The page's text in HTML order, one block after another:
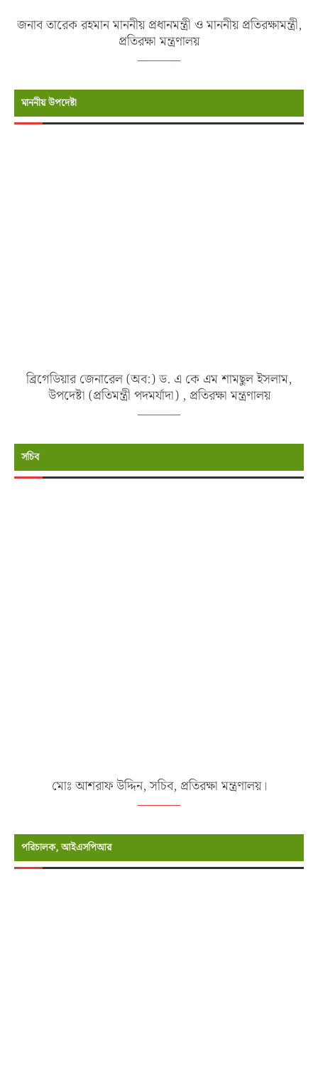
জনাব তারেক রহমান মাননীয় প্রধানমন্ত্রী ও মাননীয় প্রতিরক্ষামন্ত্রী,
প্রতিরক্ষা মন্ত্রণালয়
মাননীয় উপদেষ্টা
ব্রিগেডিয়ার জেনারেল (অব:) ড. এ কে এম শামছুল ইসলাম,
উপদেষ্টা (প্রতিমন্ত্রী পদমর্যাদা) , প্রতিরক্ষা মন্ত্রণালয়
সচিব
মোঃ আশরাফ উদ্দিন, সচিব, প্রতিরক্ষা মন্ত্রণালয়।
পরিচালক, আইএসপিআর